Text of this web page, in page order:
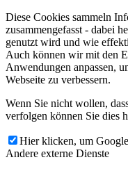
Diese Cookies sammeln
zusammengefasst - dabei
genutzt wird und wie
Auch können wir mit den
Anwendungen anpassen,
Webseite zu verbessern.
Wenn Sie nicht wollen,
verfolgen können Sie dies
Hier klicken, um
Andere externe Dienste